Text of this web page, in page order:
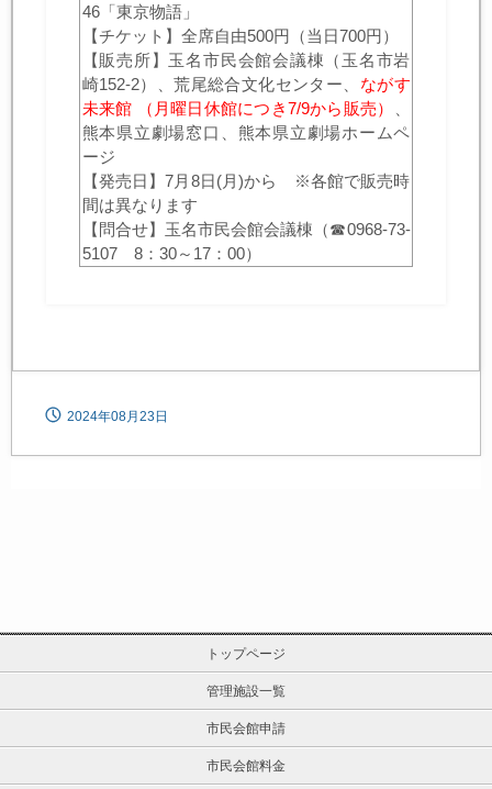
46「東京物語」
【チケット】全席自由500円（当日700円）
【販売所】玉名市民会館会議棟（玉名市岩
崎152-2）、荒尾総合文化センター、 ながす
未来館 （月曜日休館につき7/9から販売）
熊本県立劇場窓口、熊本県立劇場ホームペ
ージ
【発売日】7月8日(月)から ※各館で販売時
間は異なります
【問合せ】玉名市民会館会議棟（☎0968-73-
5107 8：30～17：00）
2024年08月23日
トップページ
管理施設一覧
市民会館申請
市民会館料金